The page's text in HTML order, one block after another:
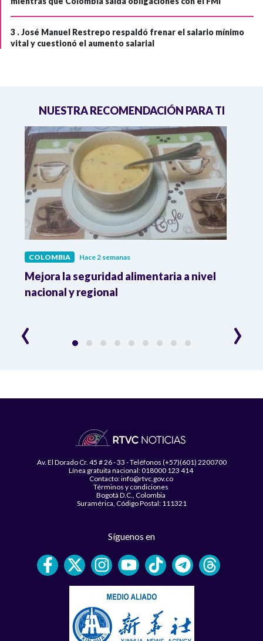
3 .José Manuel Restrepo respaldó frenar el salario mínimo
vital y cuestionó el aumento salarial
NUESTRA RECOMENDACIÓN PARA TI
COLOMBIA Hace 2 semanas
Mejora la seguridad alimentaria a nivel
nacional y regional
‹ ›
Av. El Dorado Cr. 45 # 26 - 33 - Teléfonos (+57)(601) 2200700
Línea gratuita nacional: 018000 123 414
Contacto: info@rtvc.gov.co
Términos y condiciones
Bogotá D.C., Colombia
Suramérica, Código Postal: 111321
Síguenos en